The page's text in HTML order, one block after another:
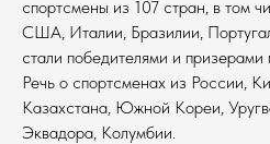
спортсмены из 107 стран, в том
США, Италии, Бразилии,
стали победителями и
Речь о спортсменах из России,
Казахстана, Южной Кореи,
Эквадора, Колумбии.